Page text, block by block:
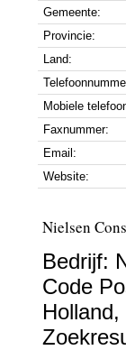
Gemeente:
Provincie:
Land:
Mobiele
Faxnummer:
Email:
Website:
Nielsen
Bedrijf:
Code
Holland,